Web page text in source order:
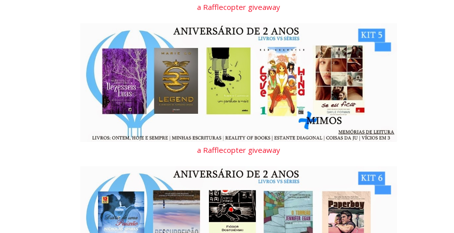
a Rafflecopter giveaway
a Rafflecopter giveaway